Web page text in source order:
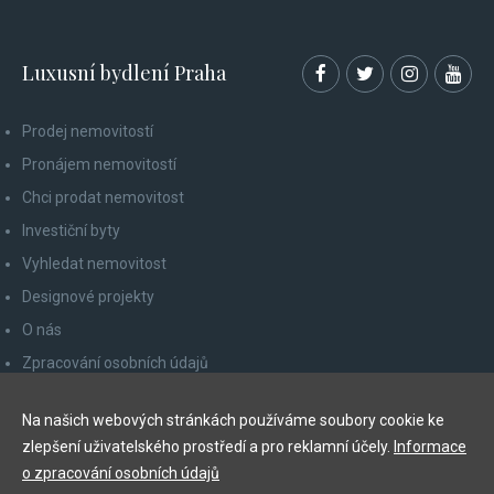
Luxusní bydlení Praha
Prodej nemovitostí
Pronájem nemovitostí
Chci prodat nemovitost
Investiční byty
Vyhledat nemovitost
Designové projekty
O nás
Zpracování osobních údajů
Odhlášení z newsletteru
Na našich webových stránkách používáme soubory cookie ke
zlepšení uživatelského prostředí a pro reklamní účely. Informace
o zpracování osobních údajů